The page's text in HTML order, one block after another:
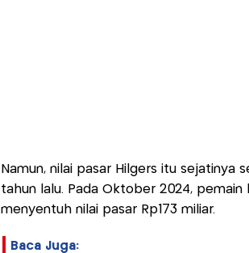
Namun, nilai pasar Hilgers itu sejatinya
tahun lalu. Pada Oktober 2024,
menyentuh nilai pasar Rp173 miliar.
Baca Juga: